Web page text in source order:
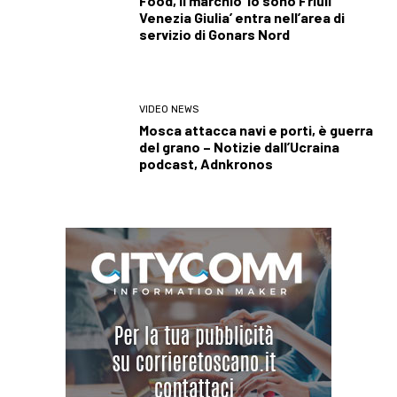
Venezia Giulia’ entra nell’area di
servizio di Gonars Nord
VIDEO NEWS
Mosca attacca navi e porti, è guerra
del grano – Notizie dall’Ucraina
podcast, Adnkronos